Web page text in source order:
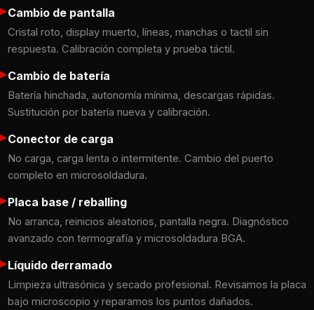
▸Cambio de pantalla
Cristal roto, display muerto, líneas, manchas o tactil sin
respuesta. Calibración completa y prueba táctil.
▸Cambio de batería
Batería hinchada, autonomía mínima, descargas rápidas.
Sustitución por batería nueva y calibración.
▸Conector de carga
No carga, carga lenta o intermitente. Cambio del puerto
completo en microsoldadura.
▸Placa base / reballing
No arranca, reinicios aleatorios, pantalla negra. Diagnóstico
avanzado con termografía y microsoldadura BGA.
▸Líquido derramado
Limpieza ultrasónica y secado profesional. Revisamos la placa
bajo microscopio y reparamos los puntos dañados.